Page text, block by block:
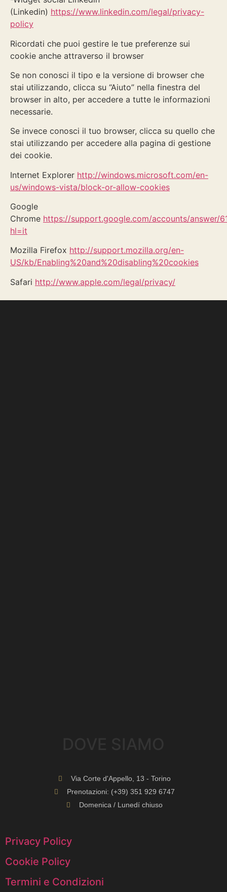
(Linkedin) https://www.linkedin.com/legal/privacy-
policy
Ricordati che puoi gestire le tue preferenze sui
cookie anche attraverso il browser
Se non conosci il tipo e la versione di browser che
stai utilizzando, clicca su “Aiuto” nella finestra del
browser in alto, per accedere a tutte le informazioni
necessarie.
Se invece conosci il tuo browser, clicca su quello che
stai utilizzando per accedere alla pagina di gestione
dei cookie.
Internet Explorer http://windows.microsoft.com/en-
us/windows-vista/block-or-allow-cookies
Google
Chrome https://support.google.com/accounts/answer/
hl=it
Mozilla Firefox http://support.mozilla.org/en-
US/kb/Enabling%20and%20disabling%20cookies
Safari http://www.apple.com/legal/privacy/
Via Corte d'Appello, 13 - Torino
Prenotazioni: (+39) 351 929 6747
Domenica / Lunedí chiuso
Privacy Policy
Cookie Policy
Termini e Condizioni